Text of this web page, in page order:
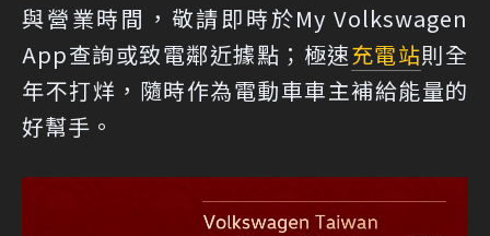
與營業時間，敬請即時於My Volkswagen
App查詢或致電鄰近據點；極速充電站則全
年不打烊，隨時作為電動車車主補給能量的
好幫手。